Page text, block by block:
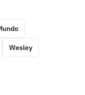
Wesley